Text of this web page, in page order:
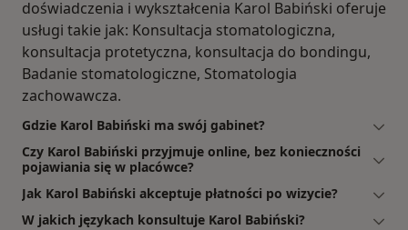
doświadczenia i wykształcenia Karol Babiński oferuje
usługi takie jak: Konsultacja stomatologiczna,
konsultacja protetyczna, konsultacja do bondingu,
Badanie stomatologiczne, Stomatologia
zachowawcza.
Gdzie Karol Babiński ma swój gabinet?
Czy Karol Babiński przyjmuje online, bez konieczności
pojawiania się w placówce?
Jak Karol Babiński akceptuje płatności po wizycie?
W jakich językach konsultuje Karol Babiński?